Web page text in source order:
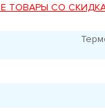
ТОВАРЫ СО